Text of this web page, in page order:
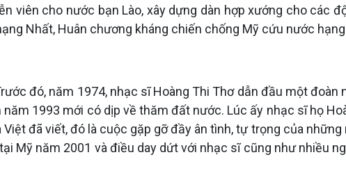
viên cho nước bạn Lào, xây dựng dàn hợp xướng cho các
Nhất, Huân chương kháng chiến chống Mỹ cứu nước
đó, năm 1974, nhạc sĩ Hoàng Thi Thơ dẫn đầu một
1993 mới có dịp về thăm đất nước. Lúc ấy nhạc sĩ họ
đã viết, đó là cuộc gặp gỡ đầy ân tình, tự trọng của
Mỹ năm 2001 và điều day dứt với nhạc sĩ cũng như nhiều